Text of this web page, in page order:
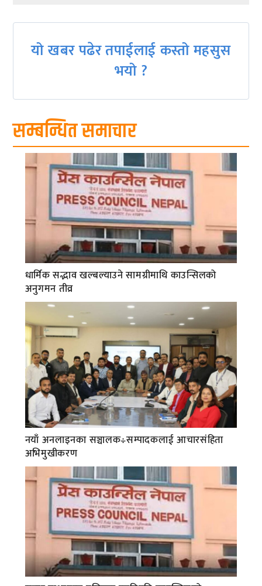
navigation
यो खबर पढेर तपाईलाई कस्तो महसुस
भयो ?
सम्बन्धित समाचार
धार्मिक सद्भाव खल्बल्याउने सामग्रीमाथि काउन्सिलको
अनुगमन तीव्र
नयाँ अनलाइनका सञ्चालक÷सम्पादकलाई आचारसंहिता
अभिमुखीकरण